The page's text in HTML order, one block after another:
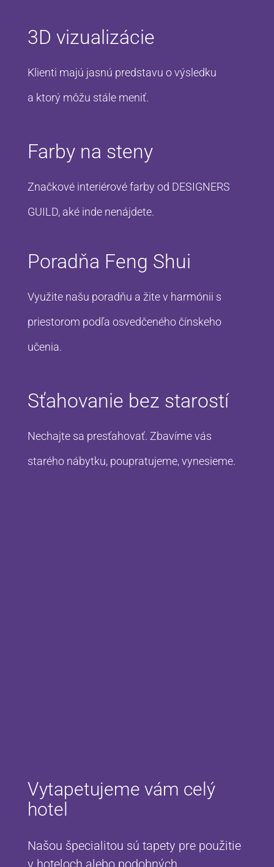
3D vizualizácie
Klienti majú jasnú predstavu o výsledku
a ktorý môžu stále meniť.
Farby na steny
Značkové interiérové farby od DESIGNERS
GUILD, aké inde nenájdete.
Poradňa Feng Shui
Využite našu poradňu a žite v harmónii s
priestorom podľa osvedčeného čínskeho
učenia.
Sťahovanie bez starostí
Nechajte sa presťahovať. Zbavíme vás
starého nábytku, poupratujeme, vynesieme.
Vytapetujeme vám celý
hotel
Našou špecialitou sú tapety pre použitie
v hoteloch alebo podobných